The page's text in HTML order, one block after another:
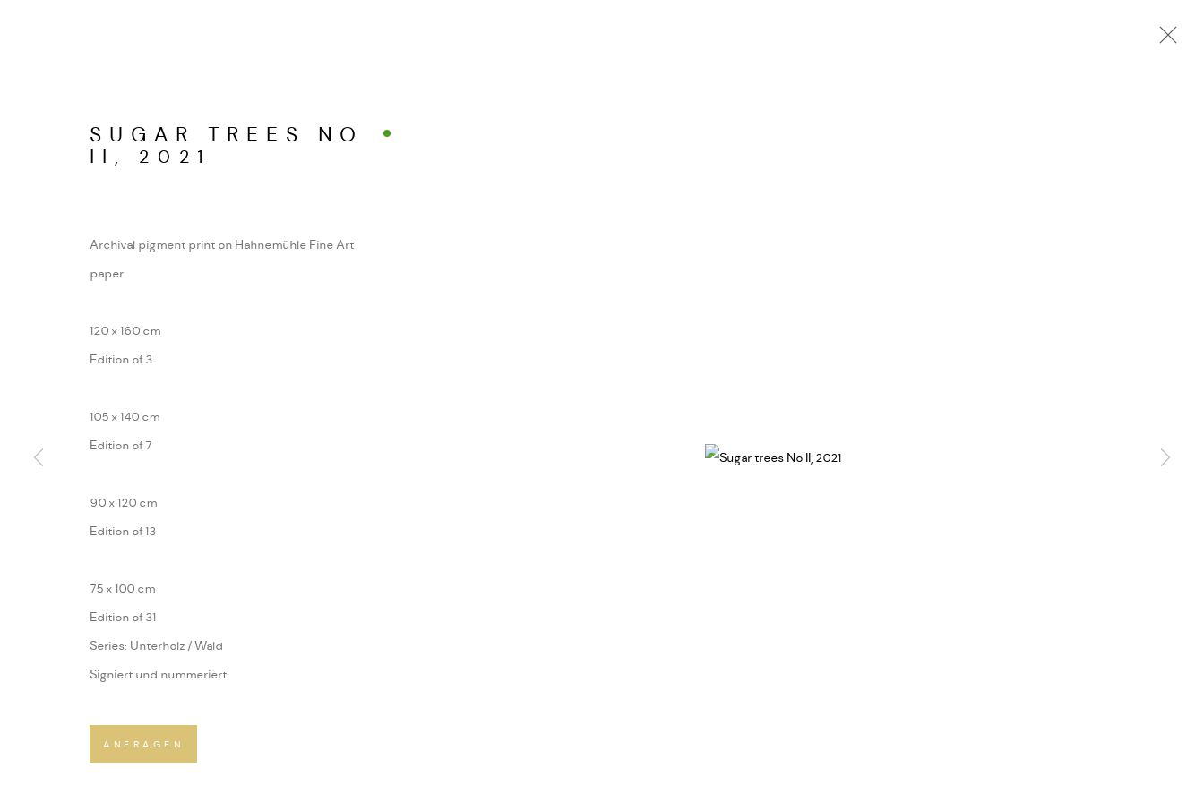
ALPINE FRAGMENTE
SUGAR TREES NO
II , 2021
Archival pigment print on Hahnemühle Fine Art
paper
120 x 160 cm
Edition of 3
105 x 140 cm
Edition of 7
90 x 120 cm
Edition of 13
75 x 100 cm
Edition of 31
Series: Unterholz / Wald
Signiert und nummeriert
ANFRAGEN